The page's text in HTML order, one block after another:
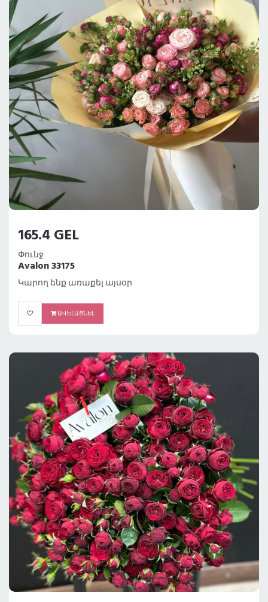
165.4 GEL
Փունջ
Avalon 33175
Կարող ենք առաքել այսօր
ԱՎԵԼԱՑՆԵԼ